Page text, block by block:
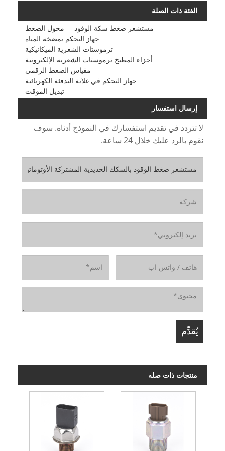
الفئة ذات الصلة
محول الضغط
مستشعر ضغط سكة الوقود
جهاز التحكم بمضخة المياه
ترموستات الشعرية الميكانيكية
أجزاء المطبخ ترموستات الشعرية الإلكترونية
مقياس الضغط الرقمي
جهاز التحكم في غلاية التدفئة الكهربائية
تبديل الموقت
إرسال استفسار
لا تتردد في تقديم استفسارك في النموذج أدناه. سوف
نقوم بالرد عليك خلال 24 ساعة.
منتجات ذات صله